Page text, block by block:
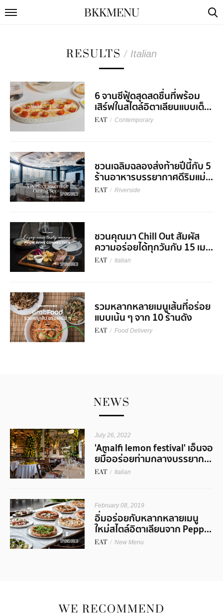
BKKMENU
RESULTS / Italian
6 จานซีฟู้ดสุดสดชื่นที่พร้อม
เสิร์ฟในสไตล์อิตาเลียนแบบเต็...
EAT / Contemporary
SPONSORED
ชวนเฉลิมฉลองส่งท้ายปีนี้กับ 5
ร้านอาหารบรรยากาศดีริมแม่...
EAT / Riverside
SPONSORED
ชวนคุณมา Chill Out สัมผัส
ความอร่อยได้ทุกวันกับ 15 เม...
EAT / Italian
รวมหลากหลายเมนูเส้นที่อร่อย
แบบเน้น ๆ จาก 10 ร้านดัง
EAT / Food Delivery
NEWS
July 26, 2022
'Amalfi lemon festival' เอ็นจอ
ยมื้ออร่อยท่ามกลางบรรยาก...
EAT / Italian
SPONSORED
February 08, 2019
อิ่มอร่อยกับหลากหลายเมนู
ใหม่สไตล์อิตาเลียนจาก Pepp...
EAT / New Menu
WE RECOMMEND